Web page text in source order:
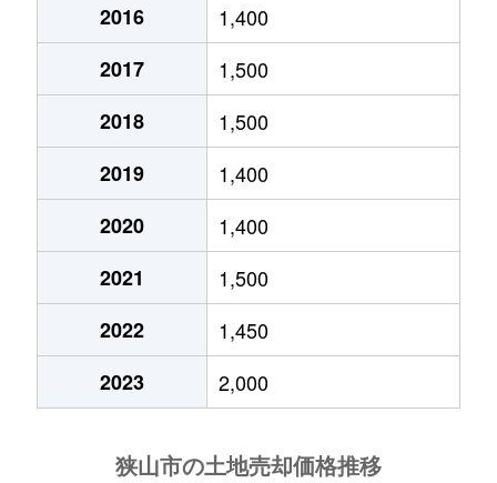
大字北入曽
650万円
大字笹井
4,300万円
1,900万円
6,600万円
6,500万円
大字下奥富
780万円
新狭山
3,800万円
新狭山
7,200万円
2,200万円
2016
1,400
2017
1,500
2018
1,500
2019
1,400
2020
1,400
2021
1,500
2022
1,450
2023
2,000